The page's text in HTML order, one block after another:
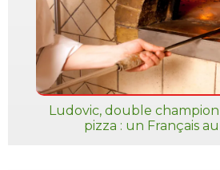
Ludovic, double
pizza : un Français